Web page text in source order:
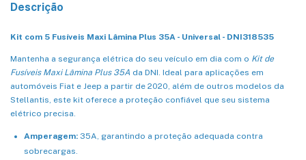
Descrição
Kit com 5 Fusíveis Maxi Lâmina Plus 35A - Universal - DNI318535
Mantenha a segurança elétrica do seu veículo em dia com o Kit de
Fusíveis Maxi Lâmina Plus 35A da DNI. Ideal para aplicações em
automóveis Fiat e Jeep a partir de 2020, além de outros modelos da
Stellantis, este kit oferece a proteção confiável que seu sistema
elétrico precisa.
Amperagem: 35A, garantindo a proteção adequada contra
sobrecargas.